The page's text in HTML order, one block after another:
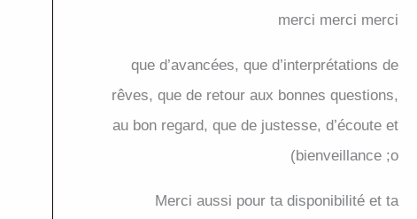
merci merci merci
que d’avancées, que d’interprétations de
rêves, que de retour aux bonnes questions,
au bon regard, que de justesse, d’écoute et
bienveillance ;o)
Merci aussi pour ta disponibilité et ta